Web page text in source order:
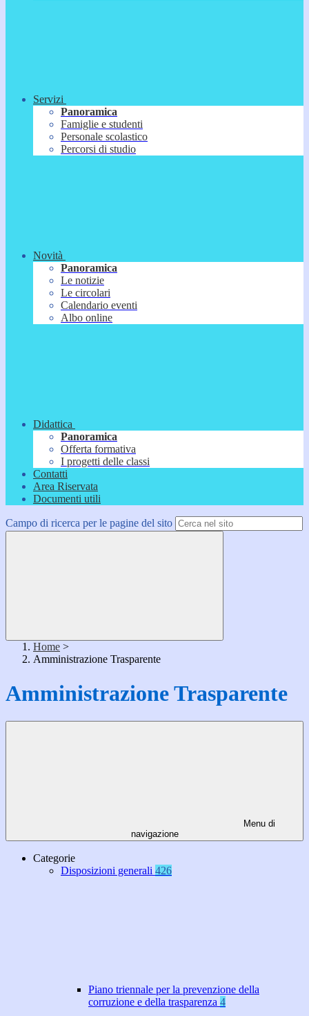
Servizi
Panoramica
Famiglie e studenti
Personale scolastico
Percorsi di studio
Novità
Panoramica
Le notizie
Le circolari
Calendario eventi
Albo online
Didattica
Panoramica
Offerta formativa
I progetti delle classi
Contatti
Area Riservata
Documenti utili
Campo di ricerca per le pagine del sito
Home >
Amministrazione Trasparente
Amministrazione Trasparente
Menu di
navigazione
Categorie
Disposizioni generali 426
Piano triennale per la prevenzione della
corruzione e della trasparenza 4